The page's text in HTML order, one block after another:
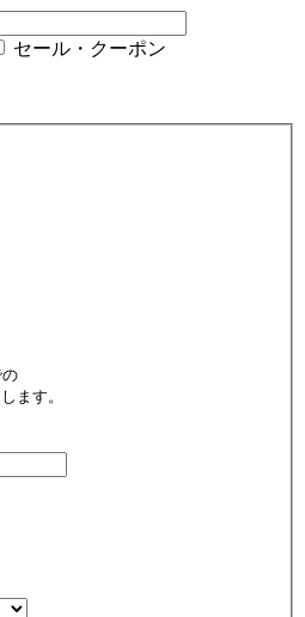
セール・クーポン
ます。